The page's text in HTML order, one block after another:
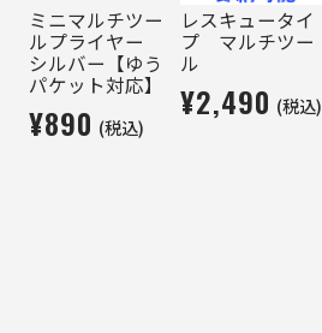
ミニマルチツー
ルプライヤー
シルバー【ゆう
パケット対応】
¥890 (税込)
レスキュータイ
プ マルチツー
ル
¥2,490 (税込)